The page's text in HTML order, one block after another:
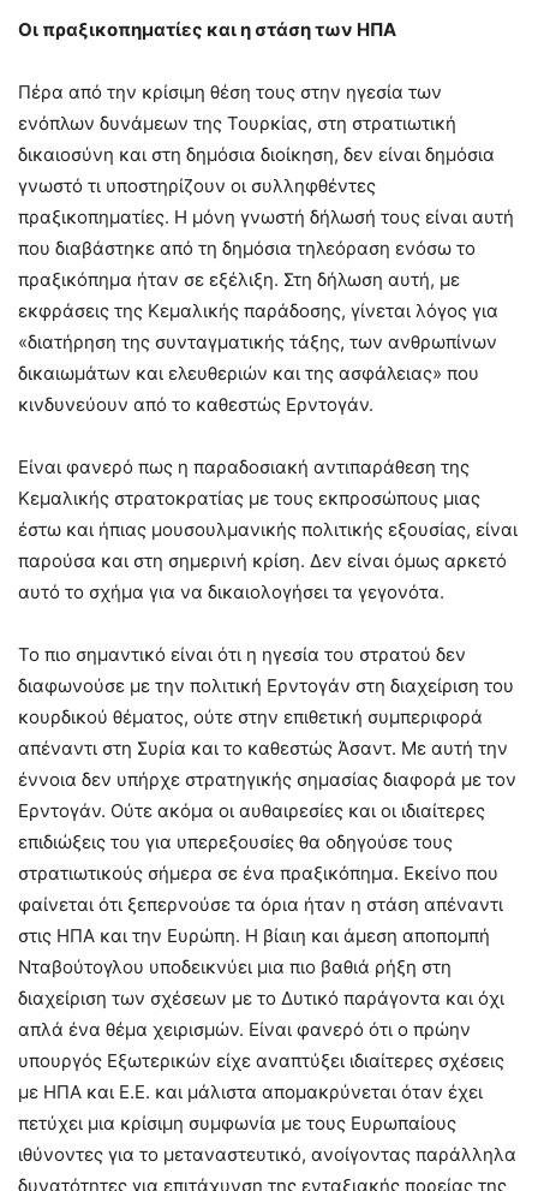
Οι πραξικοπηματίες και η στάση των ΗΠΑ
Πέρα από την κρίσιμη θέση τους στην ηγεσία των
ενόπλων δυνάμεων της Τουρκίας, στη στρατιωτική
δικαιοσύνη και στη δημόσια διοίκηση, δεν είναι δημόσια
γνωστό τι υποστηρίζουν οι συλληφθέντες
πραξικοπηματίες. Η μόνη γνωστή δήλωσή τους είναι αυτή
που διαβάστηκε από τη δημόσια τηλεόραση ενόσω το
πραξικόπημα ήταν σε εξέλιξη. Στη δήλωση αυτή, με
εκφράσεις της Κεμαλικής παράδοσης, γίνεται λόγος για
«διατήρηση της συνταγματικής τάξης, των ανθρωπίνων
δικαιωμάτων και ελευθεριών και της ασφάλειας» που
κινδυνεύουν από το καθεστώς Ερντογάν.
Είναι φανερό πως η παραδοσιακή αντιπαράθεση της
Κεμαλικής στρατοκρατίας με τους εκπροσώπους μιας
έστω και ήπιας μουσουλμανικής πολιτικής εξουσίας, είναι
παρούσα και στη σημερινή κρίση. Δεν είναι όμως αρκετό
αυτό το σχήμα για να δικαιολογήσει τα γεγονότα.
Το πιο σημαντικό είναι ότι η ηγεσία του στρατού δεν
διαφωνούσε με την πολιτική Ερντογάν στη διαχείριση του
κουρδικού θέματος, ούτε στην επιθετική συμπεριφορά
απέναντι στη Συρία και το καθεστώς Άσαντ. Με αυτή την
έννοια δεν υπήρχε στρατηγικής σημασίας διαφορά με τον
Ερντογάν. Ούτε ακόμα οι αυθαιρεσίες και οι ιδιαίτερες
επιδιώξεις του για υπερεξουσίες θα οδηγούσε τους
στρατιωτικούς σήμερα σε ένα πραξικόπημα. Εκείνο που
φαίνεται ότι ξεπερνούσε τα όρια ήταν η στάση απέναντι
στις ΗΠΑ και την Ευρώπη. Η βίαιη και άμεση αποπομπή
Νταβούτογλου υποδεικνύει μια πιο βαθιά ρήξη στη
διαχείριση των σχέσεων με το Δυτικό παράγοντα και όχι
απλά ένα θέμα χειρισμών. Είναι φανερό ότι ο πρώην
υπουργός Εξωτερικών είχε αναπτύξει ιδιαίτερες σχέσεις
με ΗΠΑ και Ε.Ε. και μάλιστα απομακρύνεται όταν έχει
πετύχει μια κρίσιμη συμφωνία με τους Ευρωπαίους
ιθύνοντες για το μεταναστευτικό, ανοίγοντας παράλληλα
δυνατότητες για επιτάχυνση της ενταξιακής πορείας της